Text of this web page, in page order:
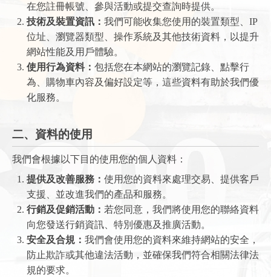
在您註冊帳號、參與活動或提交查詢時提供。
技術及裝置資訊： 我們可能收集您使用的裝置類型、IP
位址、瀏覽器類型、操作系統及其他技術資料，以提升
網站性能及用戶體驗。
使用行為資料： 包括您在本網站的瀏覽記錄、點擊行
為、購物車內容及偏好設定等，這些資料有助於我們優
化服務。
二、資料的使用
我們會根據以下目的使用您的個人資料：
提供及改善服務： 使用您的資料來處理交易、提供客戶
支援、並改進我們的產品和服務。
行銷及促銷活動： 若您同意，我們將使用您的聯絡資料
向您發送行銷資訊、特別優惠及推廣活動。
安全及合規： 我們會使用您的資料來維持網站的安全，
防止欺詐或其他違法活動，並確保我們符合相關法律法
規的要求。